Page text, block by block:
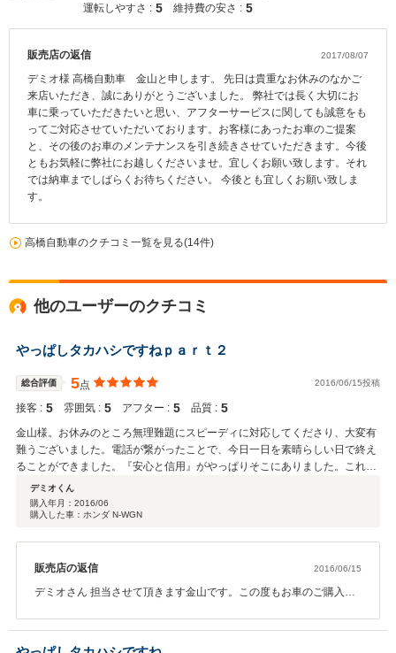
運転しやすさ : 5 維持費の安さ : 5
販売店の返信 2017/08/07
デミオ様 高橋自動車 金山と申します。 先日は貴重なお休みのなかご
来店いただき、誠にありがとうございました。 弊社では長く大切にお
車に乗っていただきたいと思い、アフターサービスに関しても誠意をも
ってご対応させていただいております。お客様にあったお車のご提案
と、その後のお車のメンテナンスを引き続きさせていただきます。今後
ともお気軽に弊社にお越しくださいませ。宜しくお願い致します。それ
では納車までしばらくお待ちください。 今後とも宜しくお願い致しま
す。
高橋自動車のクチコミ一覧を見る(14件)
他のユーザーのクチコミ
やっぱしタカハシですねｐａｒｔ２
総合評価 5点 2016/06/15投稿
接客 : 5 雰囲気 : 5 アフター : 5 品質 : 5
金山様。お休みのところ無理難題にスピーディに対応してくださり、大変有
難うございました。電話が繋がったことで、今日一日を素晴らしい日で終え
ることができました。『安心と信用』がやっぱりそこにありました。これか
らもお世話になります。よろしくお願いします。
デミオくん
購入年月： 2016/06
購入した車：ホンダ N-WGN
販売店の返信 2016/06/15
デミオさん 担当させて頂きます金山です。この度もお車のご購入を
てまいりますので宜しくお願い致します。